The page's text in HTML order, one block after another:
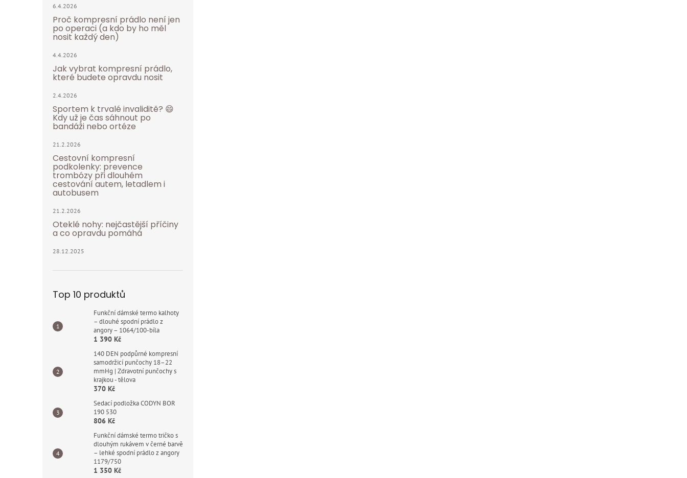
6.4.2026
Proč kompresní prádlo není jen
po operaci (a kdo by ho měl
nosit každý den)
4.4.2026
Jak vybrat kompresní prádlo,
které budete opravdu nosit
2.4.2026
Sportem k trvalé invaliditě? 😄
Kdy už je čas sáhnout po
bandáži nebo ortéze
21.2.2026
Cestovní kompresní
podkolenky: prevence
trombózy při dlouhém
cestování autem, letadlem i
autobusem
21.2.2026
Oteklé nohy: nejčastější příčiny
a co opravdu pomáhá
28.12.2025
Top 10 produktů
Funkční dámské termo kalhoty
– dlouhé spodní prádlo z
angory – 1064/100-bíla
1 390 Kč
140 DEN podpůrné kompresní
samodržicí punčochy 18–22
mmHg | Zdravotní punčochy s
krajkou - tělova
370 Kč
Sedací podložka CODYN BOR
190 530
806 Kč
Funkční dámské termo tričko s
dlouhým rukávem v černé barvě
– lehké spodní prádlo z angory
1179/750
1 350 Kč